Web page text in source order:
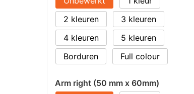
2
3
4
5
Borduren
Full colour
Arm right (50 mm x 60mm)